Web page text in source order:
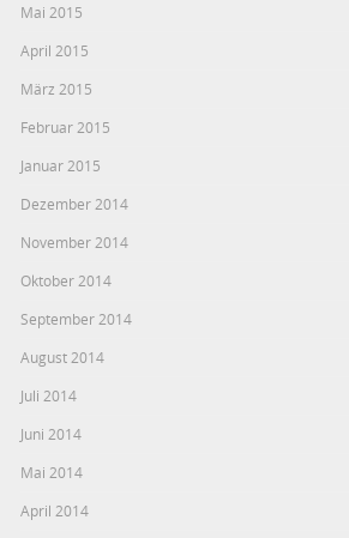
Mai 2015
April 2015
März 2015
Februar 2015
Januar 2015
Dezember 2014
November 2014
Oktober 2014
September 2014
August 2014
Juli 2014
Juni 2014
Mai 2014
April 2014